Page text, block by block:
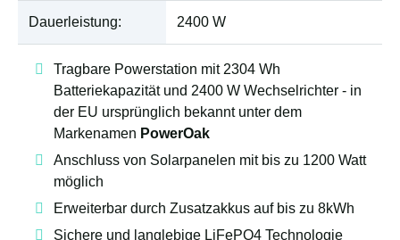
Dauerleistung: 2400 W
Tragbare Powerstation mit 2304 Wh
Batteriekapazität und 2400 W Wechselrichter - in
der EU ursprünglich bekannt unter dem
Markenamen PowerOak
Anschluss von Solarpanelen mit bis zu 1200 Watt
möglich
Erweiterbar durch Zusatzakkus auf bis zu 8kWh
Sichere und langlebige LiFePO4 Technologie